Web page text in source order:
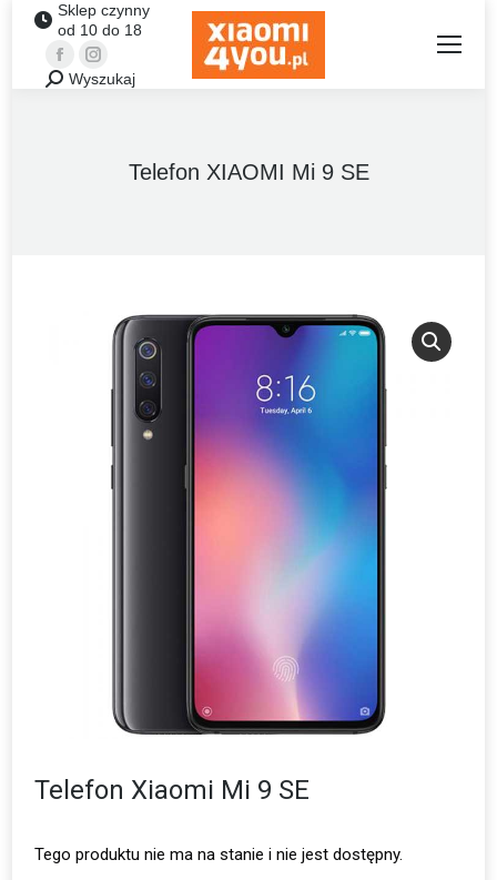
Sklep czynny
od 10 do 18
FacebookInstagram
Szukaj:Wyszukaj
Telefon XIAOMI Mi 9 SE
Telefon Xiaomi Mi 9 SE
Tego produktu nie ma na stanie i nie jest dostępny.